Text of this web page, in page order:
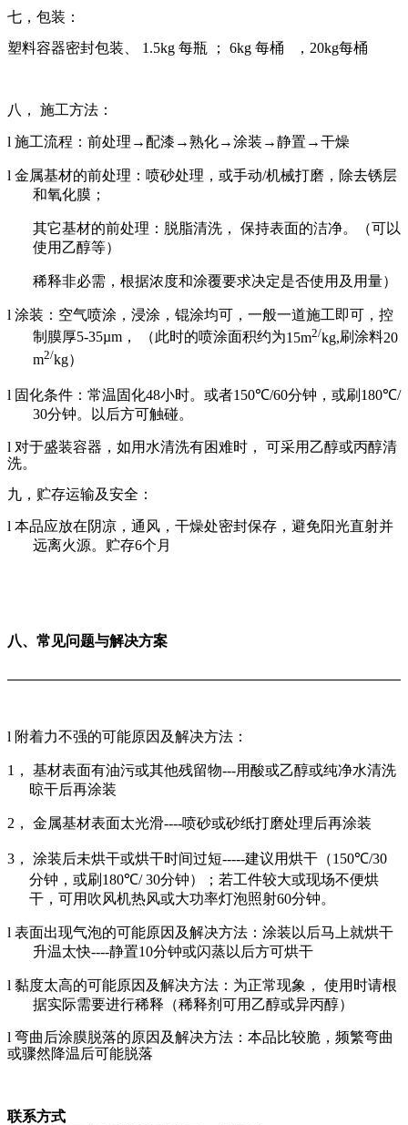
七，包装：
塑料容器密封包装、
1.5kg 每瓶 ； 6kg 每桶 ， 20kg每桶
八， 施工方法：
l 施工流程：前处理 →配漆 →熟化→涂装 →静置 →干燥
l 金属基材的前处理：喷砂处理，或手动/机械打磨，除去锈层
和氧化膜；
其它基材的前处理：脱脂清洗， 保持表面的洁净。（可以
使用乙醇等）
稀释非必需，根据浓度和涂覆要求决定是否使用及用量）
l 涂装：空气喷涂，浸涂，锟涂均可，一般一道施工即可，控
制膜厚5-35µm ， （此时的喷涂面积约为15m2/kg,刷涂料20
m2/kg）
l 固化条件：常温固化48小时。或者150℃/60分钟，或刷 180℃/
30分钟。以后方可触碰。
l 对于盛装容器，如用水清洗有困难时， 可采用乙醇或丙醇清
洗。
九，贮存运输及安全：
l 本品应放在阴凉，通风，干燥处密封保存，避免阳光直射并
远离火源。贮存6个月
八、常见问题与解决方案
l 附着力不强的可能原因及解决方法：
1 ， 基材表面有油污或其他残留物---用酸或乙醇或纯净水清洗
晾干后再涂装
2 ， 金属基材表面太光滑----喷砂或砂纸打磨处理后再涂装
3 ， 涂装后未烘干或烘干时间过短-----建议用烘干（150℃/30
分钟，或刷 180℃/ 30分钟）；若工件较大或现场不便烘
干，可用吹风机热风或大功率灯泡照射60分钟。
l 表面出现气泡的可能原因及解决方法：涂装以后马上就烘干
升温太快----静置10分钟或闪蒸以后方可烘干
l 黏度太高的可能原因及解决方法：为正常现象， 使用时请根
据实际需要进行稀释（稀释剂可用乙醇或异丙醇）
l 弯曲后涂膜脱落的原因及解决方法：本品比较脆，频繁弯曲
或骤然降温后可能脱落
联系方式